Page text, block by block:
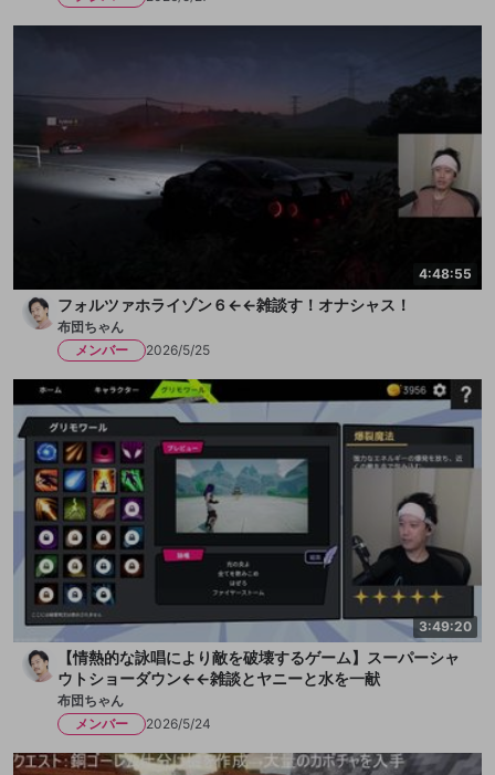
4:48:55
フォルツァホライゾン６←←雑談す！オナシャス！
布団ちゃん
メンバー
2026/5/25
3:49:20
【情熱的な詠唱により敵を破壊するゲーム】スーパーシャ
ウトショーダウン←←雑談とヤニーと水を一献
布団ちゃん
メンバー
2026/5/24